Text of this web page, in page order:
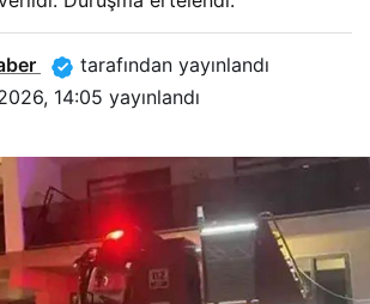
tarafından yayınlandı
14:05 yayınlandı